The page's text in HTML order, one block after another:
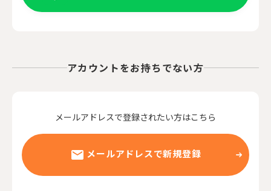
アカウントをお持ちでない方
メールアドレスで登録されたい方はこちら
メールアドレスで新規登録